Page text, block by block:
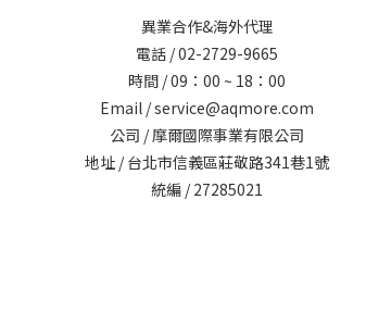
異業合作&海外代理
電話 / 02-2729-9665
時間 / 09：00 ~ 18：00
Email / service@aqmore.com
公司 / 摩爾國際事業有限公司
地址 / 台北市信義區莊敬路341巷1號
統編 / 27285021